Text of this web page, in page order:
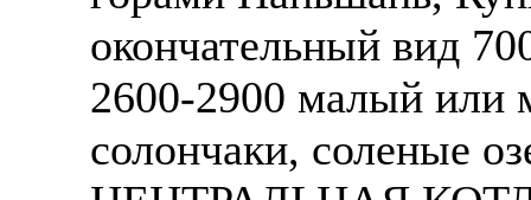
окончательный вид
2600-2900 малый или
солончаки, соленые